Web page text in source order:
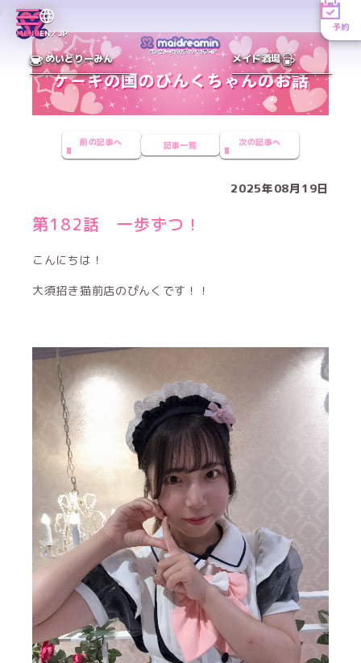
MENUEN／JP
予約
めいどりーみん メイド酒場
前の記事へ 記事一覧 次の記事へ
2025年08月19日
第182話 一歩ずつ！
こんにちは！
大須招き猫前店のぴんくです！！